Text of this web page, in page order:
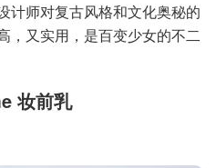
计师对复古风格和文化奥秘的
，又实用，是百变少女的不二
妆前乳